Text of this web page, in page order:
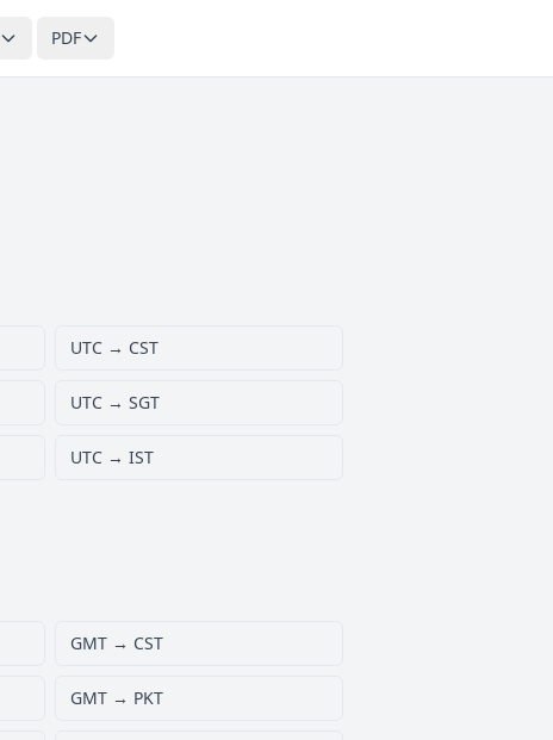
PDF
UTC → CST
UTC → SGT
UTC → IST
GMT → CST
GMT → PKT